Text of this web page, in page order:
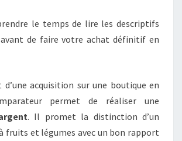
le temps de lire les descriptifs
de faire votre achat définitif en
d’une acquisition sur une boutique en
permet de réaliser une
. Il promet la distinction d’un
fruits et légumes avec un bon rapport